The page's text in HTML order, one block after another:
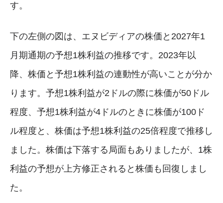
す。
下の左側の図は、エヌビディアの株価と2027年1
月期通期の予想1株利益の推移です。2023年以
降、株価と予想1株利益の連動性が高いことが分か
ります。予想1株利益が2ドルの際に株価が50ドル
程度、予想1株利益が4ドルのときに株価が100ド
ル程度と、株価は予想1株利益の25倍程度で推移し
ました。株価は下落する局面もありましたが、1株
利益の予想が上方修正されると株価も回復しまし
た。